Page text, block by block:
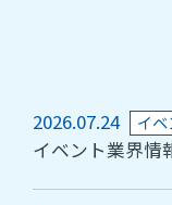
2026.07.24 イ
イベント業界情